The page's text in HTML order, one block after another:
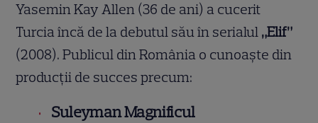
Yasemin Kay Allen (36 de ani) a cucerit
Turcia încă de la debutul său în serialul „Elif”
(2008). Publicul din România o cunoaște din
producții de succes precum:
Suleyman Magnificul